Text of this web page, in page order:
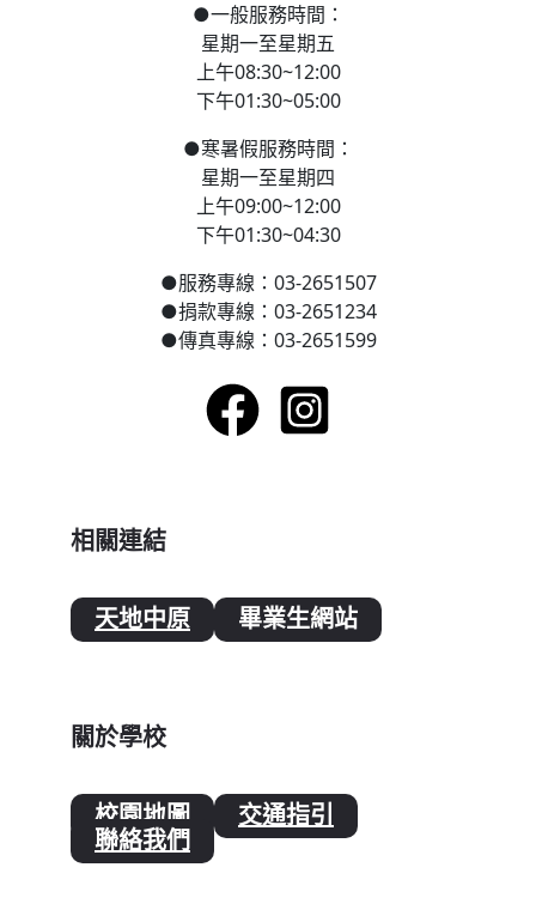
●一般服務時間：
星期一至星期五
上午08:30~12:00
下午01:30~05:00
●寒暑假服務時間：
星期一至星期四
上午09:00~12:00
下午01:30~04:30
●服務專線：03-2651507
●捐款專線：03-2651234
●傳真專線：03-2651599
相關連結
天地中原 畢業生網站
關於學校
校園地圖 交通指引
聯絡我們